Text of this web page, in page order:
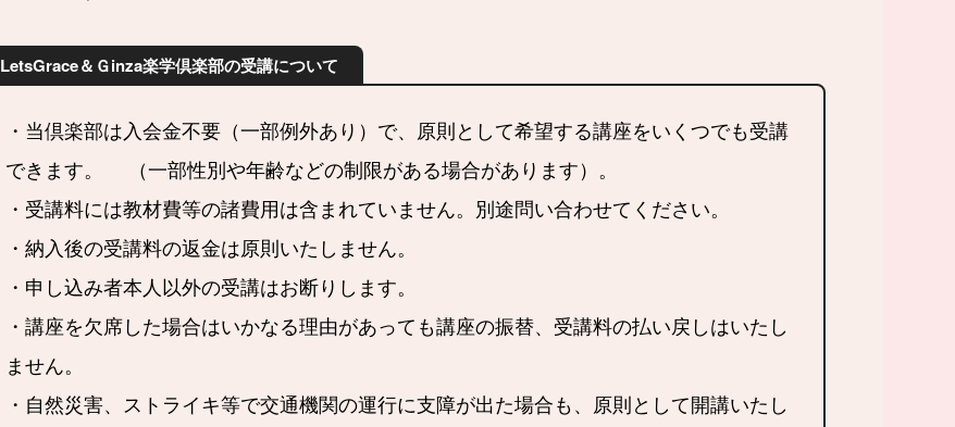
LetsGrace＆Ｇinza楽学倶楽部の受講について
・当倶楽部は入会金不要（一部例外あり）で、原則として希望する講座をいくつでも受講
できます。 （一部性別や年齢などの制限がある場合があります）。
・受講料には教材費等の諸費用は含まれていません。別途問い合わせてください。
・納入後の受講料の返金は原則いたしません。
・申し込み者本人以外の受講はお断りします。
・講座を欠席した場合はいかなる理由があっても講座の振替、受講料の払い戻しはいたし
ません。
・自然災害、ストライキ等で交通機関の運行に支障が出た場合も、原則として開講いたし